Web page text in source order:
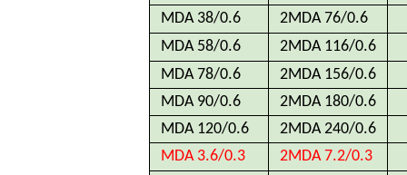
MDA 38/0.6
2MDA 76/0.6
MDA 58/0.6
2MDA 116/0.6
MDA 78/0.6
2MDA 156/0.6
MDA 90/0.6
2MDA 180/0.6
MDA 120/0.6
2MDA 240/0.6
MDA 3.6/0.3
2MDA 7.2/0.3